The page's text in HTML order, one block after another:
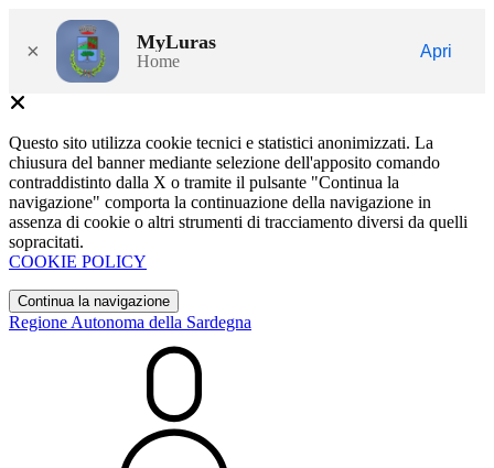
× MyLuras
Home
Apri
Questo sito utilizza cookie tecnici e statistici anonimizzati. La
chiusura del banner mediante selezione dell'apposito comando
contraddistinto dalla X o tramite il pulsante "Continua la
navigazione" comporta la continuazione della navigazione in
assenza di cookie o altri strumenti di tracciamento diversi da quelli
sopracitati.
COOKIE POLICY
Continua la navigazione
Regione Autonoma della Sardegna